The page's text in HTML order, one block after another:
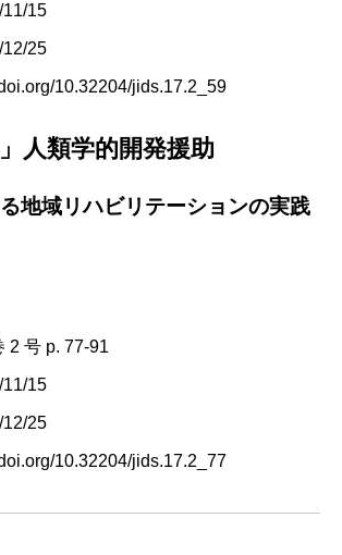
15
25
10.32204/jids.17.2_59
人類学的開発援助
地域リハビリテーションの実践
2 号 p. 77-91
15
25
10.32204/jids.17.2_77